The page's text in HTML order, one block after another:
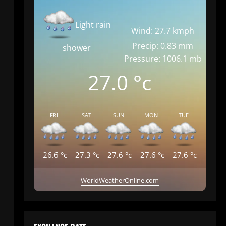
Light rain
shower
Wind: 27.7 kmph
Precip: 0.83 mm
Pressure: 1006.1 mb
27.0 °c
FRI
26.6 °c
SAT
27.3 °c
SUN
27.6 °c
MON
27.6 °c
TUE
27.6 °c
WorldWeatherOnline.com